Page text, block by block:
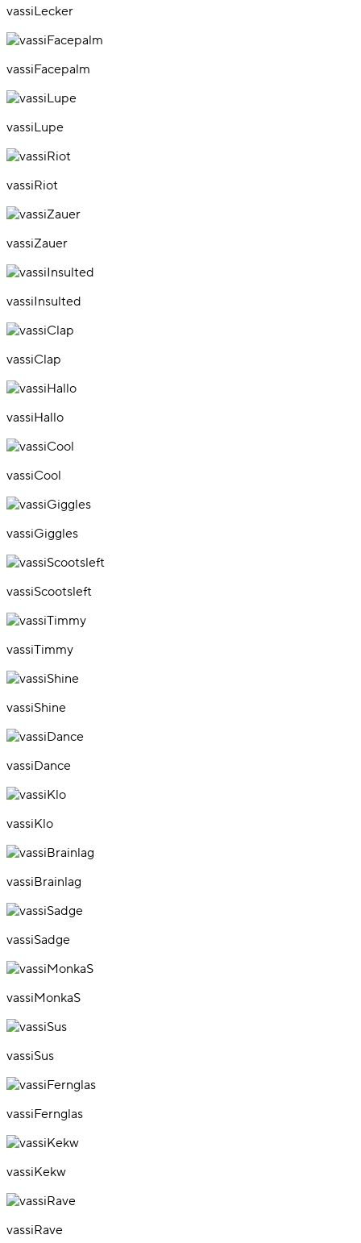
vassiLecker
vassiFacepalm
vassiLupe
vassiRiot
vassiZauer
vassiInsulted
vassiClap
vassiHallo
vassiCool
vassiGiggles
vassiScootsleft
vassiTimmy
vassiShine
vassiDance
vassiKlo
vassiBrainlag
vassiSadge
vassiMonkaS
vassiSus
vassiFernglas
vassiKekw
vassiRave